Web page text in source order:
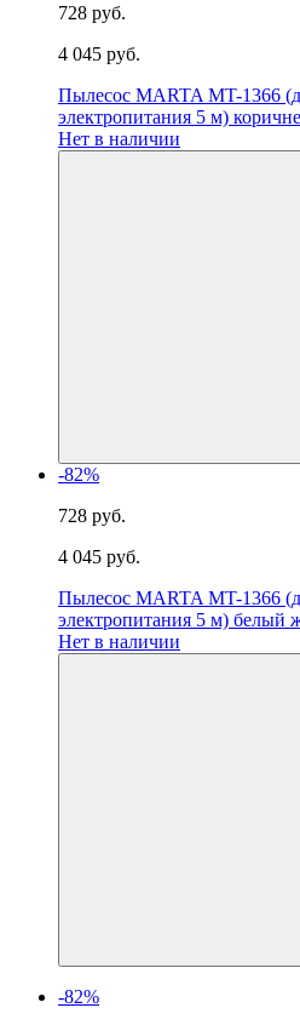
728 руб.
4 045 руб.
Пылесос MARTA MT-1366
электропитания 5 м)
Нет в наличии
-82%
728 руб.
4 045 руб.
Пылесос MARTA MT-1366
электропитания 5 м) белый
Нет в наличии
-82%